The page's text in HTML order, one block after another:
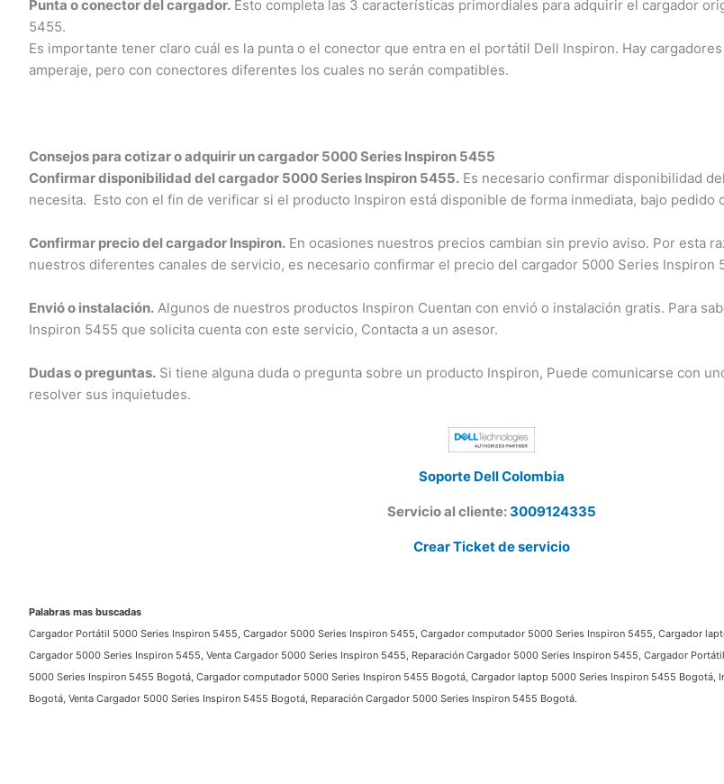
Punta o conector del cargador.Esto completa las 3 características primordiales para adquirir el cargador
5455.
Es importante tener claro cuál es la punta o el conector que entra en el portátil Dell Inspiron. Hay
amperaje, pero con conectores diferentes los cuales no serán compatibles.
Consejos para cotizar o adquirir un cargador 5000 Series Inspiron 5455
Confirmar disponibilidad del cargador 5000 Series Inspiron 5455.Es necesario confirmar disponibilidad
necesita. Esto con el fin de verificar si el producto Inspiron está disponible de forma inmediata, bajo pedido
Confirmar precio del cargador Inspiron.En ocasiones nuestros precios cambian sin previo aviso. Por esta
nuestros diferentes canales de servicio, es necesario confirmar el precio del cargador 5000 Series Inspiron
Envió o instalación.Algunos de nuestros productos Inspiron Cuentan con envió o instalación gratis. Para
Inspiron 5455 que solicita cuenta con este servicio, Contacta a un asesor.
Dudas o preguntas.Si tiene alguna duda o pregunta sobre un producto Inspiron, Puede comunicarse con
resolver sus inquietudes.
Soporte Dell Colombia
Servicio al cliente:3009124335
Crear Ticket de servicio
Palabras mas buscadas
Cargador Portátil 5000 Series Inspiron 5455, Cargador 5000 Series Inspiron 5455, Cargador computador 5000 Series Inspiron 5455, Cargador
Cargador 5000 Series Inspiron 5455, Venta Cargador 5000 Series Inspiron 5455, Reparación Cargador 5000 Series Inspiron 5455, Cargador
5000 Series Inspiron 5455 Bogotá, Cargador computador 5000 Series Inspiron 5455 Bogotá, Cargador laptop 5000 Series Inspiron 5455 Bogotá,
Bogotá, Venta Cargador 5000 Series Inspiron 5455 Bogotá, Reparación Cargador 5000 Series Inspiron 5455 Bogotá.